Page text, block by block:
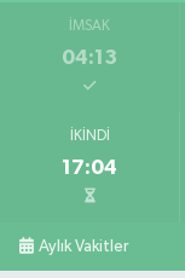
İMSAK
04:13
İKINDI
17:04
Aylık Vakitler